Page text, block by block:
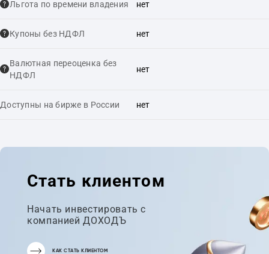
Льгота по времени владения нет
Купоны без НДФЛ нет
Валютная переоценка без
НДФЛ
нет
Доступны на бирже в России нет
Стать клиентом
Начать инвестировать с
компанией ДОХОДЪ
КАК СТАТЬ КЛИЕНТОМ